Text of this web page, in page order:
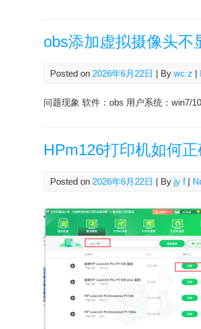
obs添加虚拟摄像头不
Posted on 2026年6月22日 | By wc z |
问题现象 软件：obs 用户系统：win7/
HPm126打印机如何
Posted on 2026年6月22日 | By jy f|